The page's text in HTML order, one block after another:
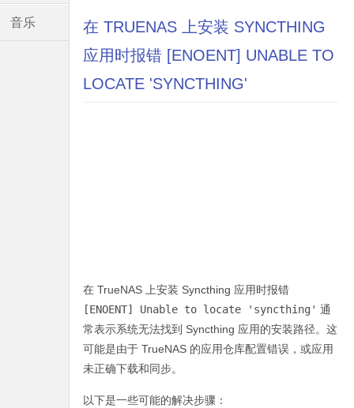
音乐
在 TRUENAS 上安装 SYNCTHING
应用时报错 [ENOENT] UNABLE TO
LOCATE 'SYNCTHING'
在 TrueNAS 上安装 Syncthing 应用时报错
[ENOENT] Unable to locate 'syncthing' 通
常表示系统无法找到 Syncthing 应用的安装路径。这
可能是由于 TrueNAS 的应用仓库配置错误，或应用
未正确下载和同步。
以下是一些可能的解决步骤：